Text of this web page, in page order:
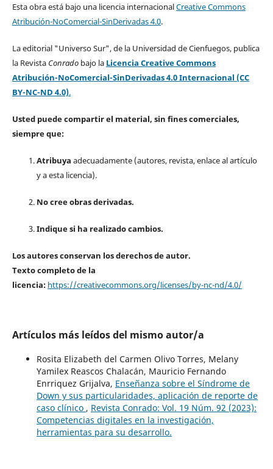
Esta obra está bajo una licencia internacionalCreative Commons
Atribución-NoComercial-SinDerivadas 4.0.
La editorial "Universo Sur", de la Universidad de Cienfuegos, publica
la Revista Conradobajo la Licencia Creative Commons
Atribución-NoComercial-SinDerivadas 4.0 Internacional (CC
BY-NC-ND 4.0).
Usted puede compartir el material, sin fines comerciales,
siempre que:
Atribuya adecuadamente (autores, revista, enlace al artículo
y a esta licencia).
No cree obras derivadas.
Indique si ha realizado cambios.
Los autores conservan los derechos de autor.
Texto completo de la
licencia: https://creativecommons.org/licenses/by-nc-nd/4.0/
Artículos más leídos del mismo autor/a
Rosita Elizabeth del Carmen Olivo Torres, Melany
Yamilex Reascos Chalacán, Mauricio Fernando
Enrriquez Grijalva, Enseñanza sobre el Síndrome de
Down y sus particularidades, aplicación de reporte de
caso clínico , Revista Conrado: Vol. 19 Núm. 92 (2023):
Competencias digitales en la investigación,
herramientas para su desarrollo.